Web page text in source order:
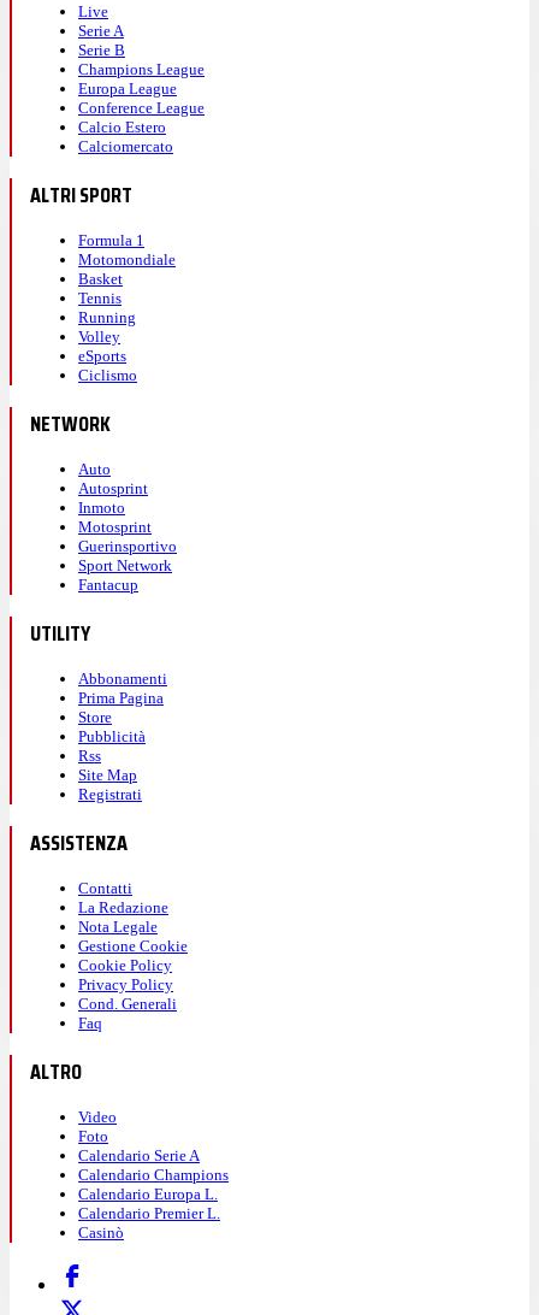
Live
Serie A
Serie B
Champions League
Europa League
Conference League
Calcio Estero
Calciomercato
ALTRI SPORT
Formula 1
Motomondiale
Basket
Tennis
Running
Volley
eSports
Ciclismo
NETWORK
Auto
Autosprint
Inmoto
Motosprint
Guerinsportivo
Sport Network
Fantacup
UTILITY
Abbonamenti
Prima Pagina
Store
Pubblicità
Rss
Site Map
Registrati
ASSISTENZA
Contatti
La Redazione
Nota Legale
Gestione Cookie
Cookie Policy
Privacy Policy
Cond. Generali
Faq
ALTRO
Video
Foto
Calendario Serie A
Calendario Champions
Calendario Europa L.
Calendario Premier L.
Casinò